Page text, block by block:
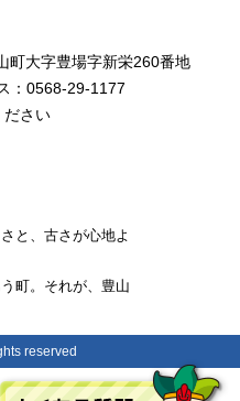
大字豊場字新栄260番地
：0568-29-1177
ださい
と、古さが心地よ
町。それが、豊山
reserved